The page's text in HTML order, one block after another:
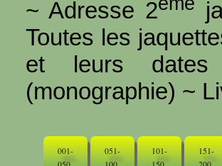
~ Adresse 2
Toutes les
et leurs
(monographie) ~
001-
051-
101-
151-